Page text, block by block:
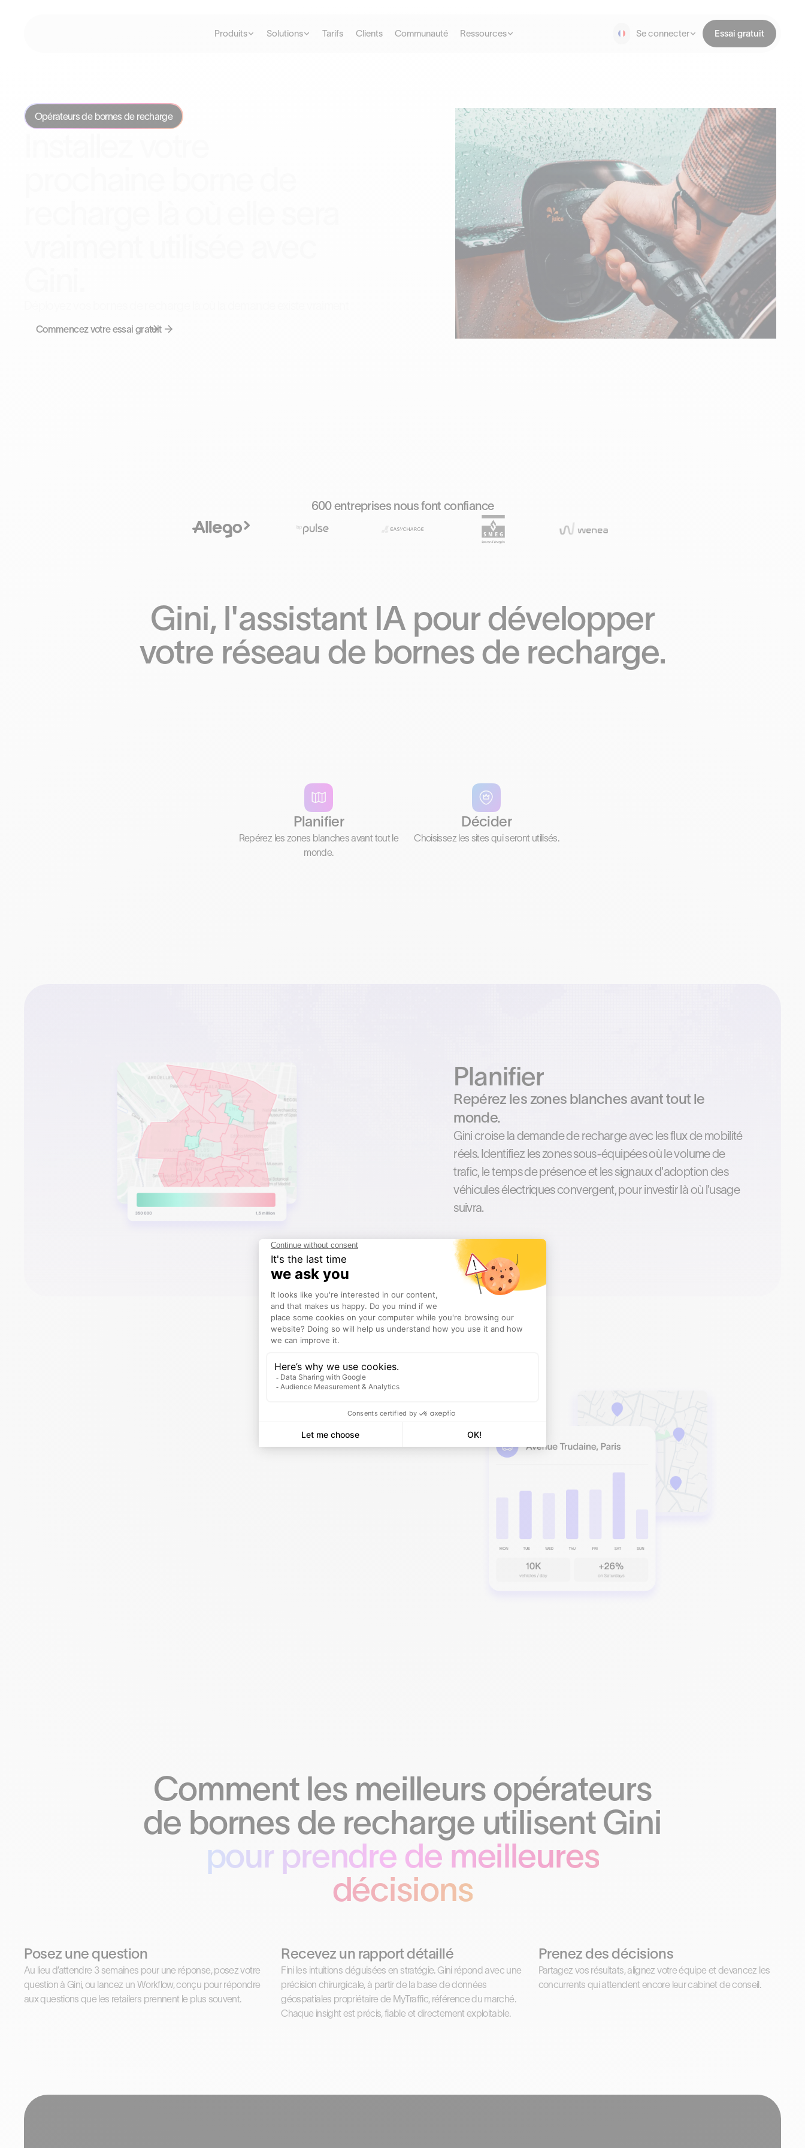
Produits Solutions Tarifs Clients Communauté Ressources Se connecter Essai gratuit
Opérateurs de bornes de recharge
Commencez votre essai gratuit
600 entreprises nous font confiance
Gini, l'assistant IA pour développer
votre réseau de bornes de recharge.
Planifier
Repérez les zones blanches avant tout le
monde.
Décider
Choisissez les sites qui seront utilisés.
Planifier
Repérez les zones blanches avant tout le
monde.
Gini croise la demande de recharge avec les flux de mobilité
réels. Identifiez les zones sous-équipées où le volume de
trafic, le temps de présence et les signaux d'adoption des
véhicules électriques convergent, pour investir là où l'usage
suivra.
Comment les meilleurs opérateurs
de bornes de recharge utilisent Gini
pour prendre de meilleures
décisions
Posez une question
Au lieu d’attendre 3 semaines pour une réponse, posez votre
question à Gini, ou lancez un Workflow, conçu pour répondre
aux questions que les retailers prennent le plus souvent.
Recevez un rapport détaillé
Fini les intuitions déguisées en stratégie. Gini répond avec une
précision chirurgicale, à partir de la base de données
géospatiales propriétaire de MyTraffic, référence du marché.
Chaque insight est précis, fiable et directement exploitable.
Prenez des décisions
Partagez vos résultats, alignez votre équipe et devancez les
concurrents qui attendent encore leur cabinet de conseil.